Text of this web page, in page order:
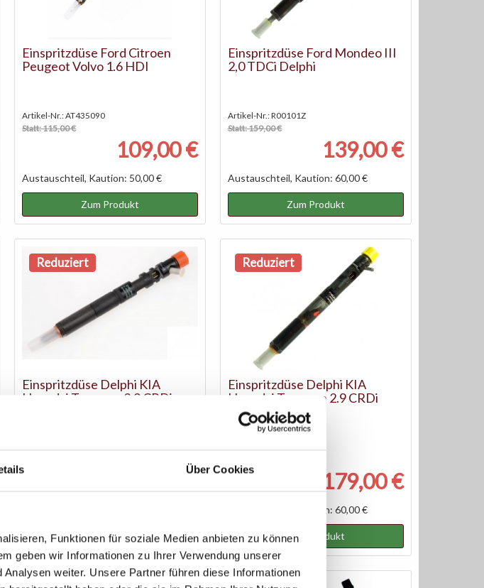
Über Cookies
Funktionen für soziale Medien anbieten zu können
geben wir Informationen zu Ihrer Verwendung unserer
weiter. Unsere Partner führen diese Informationen
Einspritzdüse Ford Citroen
Peugeot Volvo 1.6 HDI
Artikel-Nr.: AT435090
Statt: 115,00 €
109,00 €
Austauschteil, Kaution: 50,00 €
Zum Produkt
Einspritzdüse Ford Mondeo III
2,0 TDCi Delphi
Artikel-Nr.: R00101Z
Statt: 159,00 €
139,00 €
Austauschteil, Kaution: 60,00 €
Zum Produkt
Reduziert
Einspritzdüse Delphi KIA
Hyundai Terracan 2.9 CRDi
Artikel-Nr.: R03701D
169,00 €
Zum Produkt
Reduziert
Einspritzdüse Delphi KIA
Hyundai Terracan 2.9 CRDi
Artikel-Nr.: R02801D
179,00 €
Austauschteil, Kaution: 60,00 €
Zum Produkt